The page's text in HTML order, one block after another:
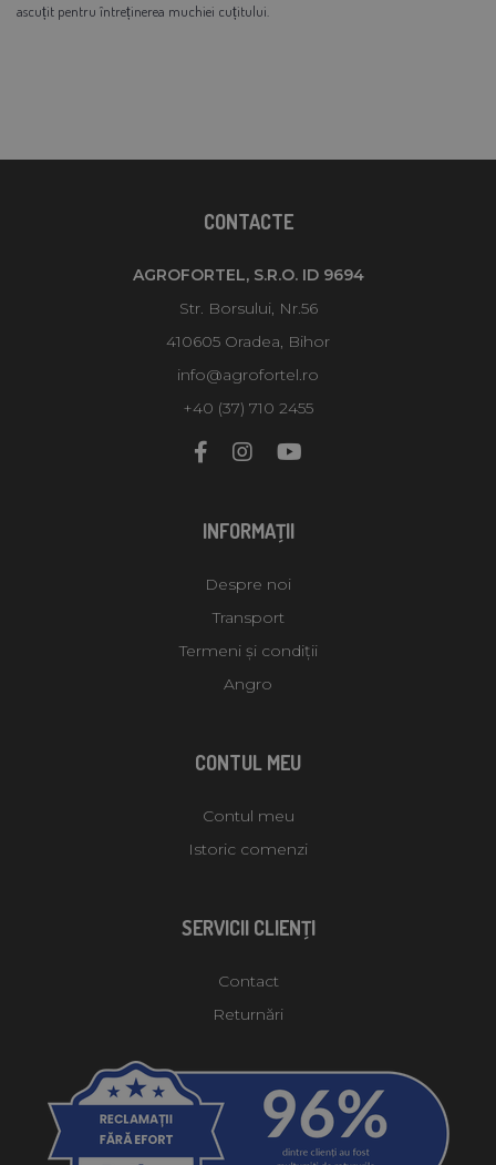
ascuțit pentru întreținerea muchiei cuțitului.
CONTACTE
AGROFORTEL, S.R.O. ID 9694
Str. Borsului, Nr.56
410605 Oradea, Bihor
info@agrofortel.ro
+40 (37) 710 2455
INFORMAŢII
Despre noi
Transport
Termeni și condiții
Angro
CONTUL MEU
Contul meu
Istoric comenzi
SERVICII CLIENŢI
Contact
Returnări